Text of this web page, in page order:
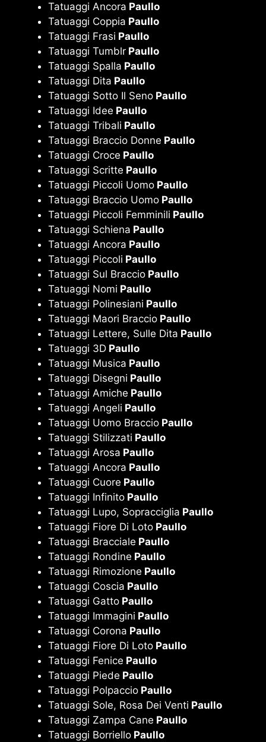
Tatuaggi Ancora Paullo
Tatuaggi Coppia Paullo
Tatuaggi Frasi Paullo
Tatuaggi Tumblr Paullo
Tatuaggi Spalla Paullo
Tatuaggi Dita Paullo
Tatuaggi Sotto Il Seno Paullo
Tatuaggi Idee Paullo
Tatuaggi Tribali Paullo
Tatuaggi Braccio Donne Paullo
Tatuaggi Croce Paullo
Tatuaggi Scritte Paullo
Tatuaggi Piccoli Uomo Paullo
Tatuaggi Braccio Uomo Paullo
Tatuaggi Piccoli Femminili Paullo
Tatuaggi Schiena Paullo
Tatuaggi Ancora Paullo
Tatuaggi Piccoli Paullo
Tatuaggi Sul Braccio Paullo
Tatuaggi Nomi Paullo
Tatuaggi Polinesiani Paullo
Tatuaggi Maori Braccio Paullo
Tatuaggi Lettere, Sulle Dita Paullo
Tatuaggi 3D Paullo
Tatuaggi Musica Paullo
Tatuaggi Disegni Paullo
Tatuaggi Amiche Paullo
Tatuaggi Angeli Paullo
Tatuaggi Uomo Braccio Paullo
Tatuaggi Stilizzati Paullo
Tatuaggi Arosa Paullo
Tatuaggi Ancora Paullo
Tatuaggi Cuore Paullo
Tatuaggi Infinito Paullo
Tatuaggi Lupo, Sopracciglia Paullo
Tatuaggi Fiore Di Loto Paullo
Tatuaggi Bracciale Paullo
Tatuaggi Rondine Paullo
Tatuaggi Rimozione Paullo
Tatuaggi Coscia Paullo
Tatuaggi Gatto Paullo
Tatuaggi Immagini Paullo
Tatuaggi Corona Paullo
Tatuaggi Fiore Di Loto Paullo
Tatuaggi Fenice Paullo
Tatuaggi Piede Paullo
Tatuaggi Polpaccio Paullo
Tatuaggi Sole, Rosa Dei Venti Paullo
Tatuaggi Zampa Cane Paullo
Tatuaggi Borriello Paullo